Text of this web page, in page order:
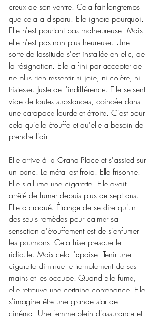
creux de son ventre. Cela fait longtemps
que cela a disparu. Elle ignore pourquoi.
Elle n'est pourtant pas malheureuse. Mais
elle n'est pas non plus heureuse. Une
sorte de lassitude s'est installée en elle, de
la résignation. Elle a fini par accepter de
ne plus rien ressentir ni joie, ni colère, ni
tristesse. Juste de l'indifférence. Elle se sent
vide de toutes substances, coincée dans
une carapace lourde et étroite. C'est pour
cela qu'elle étouffe et qu'elle a besoin de
prendre l'air.
Elle arrive à la Grand Place et s'assied sur
un banc. Le métal est froid. Elle frisonne.
Elle s'allume une cigarette. Elle avait
arrêté de fumer depuis plus de sept ans.
Elle a craqué. Étrange de se dire qu'un
des seuls remèdes pour calmer sa
sensation d'étouffement est de s'enfumer
les poumons. Cela frise presque le
ridicule. Mais cela l'apaise. Tenir une
cigarette diminue le tremblement de ses
mains et les occupe. Quand elle fume,
elle retrouve une certaine contenance. Elle
s'imagine être une grande star de
cinéma. Une femme plein d'assurance et